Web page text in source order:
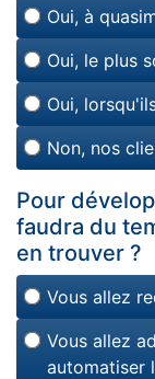
Oui, à
Oui, le plus
Oui,
Non, nos
Pour
faudra du
en trouver ?
Vous allez
Vous allez
automatiser